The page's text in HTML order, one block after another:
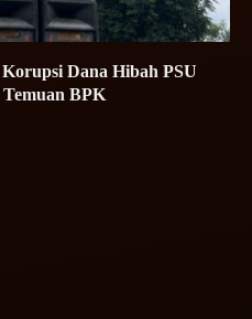
Dana Hibah PSU
BPK